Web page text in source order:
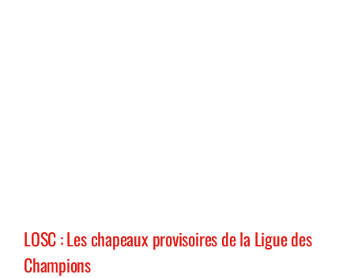
LOSC : Les chapeaux provisoires de la Ligue des
Champions